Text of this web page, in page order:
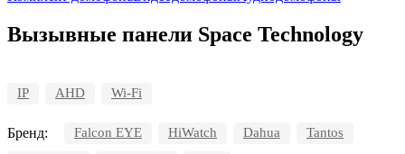
Вызывные панели Space Technology
IP AHD Wi-Fi
Бренд: Falcon EYE HiWatch Dahua
Tantos